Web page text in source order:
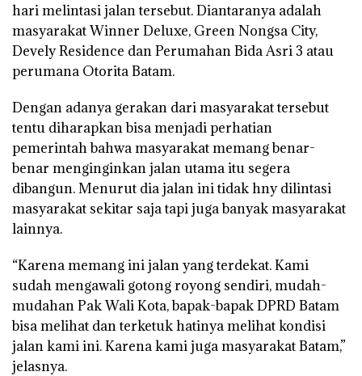
hari melintasi jalan tersebut. Diantaranya adalah
masyarakat Winner Deluxe, Green Nongsa City,
Devely Residence dan Perumahan Bida Asri 3 atau
perumana Otorita Batam.
Dengan adanya gerakan dari masyarakat tersebut
tentu diharapkan bisa menjadi perhatian
pemerintah bahwa masyarakat memang benar-
benar menginginkan jalan utama itu segera
dibangun. Menurut dia jalan ini tidak hny dilintasi
masyarakat sekitar saja tapi juga banyak masyarakat
lainnya.
“Karena memang ini jalan yang terdekat. Kami
sudah mengawali gotong royong sendiri, mudah-
mudahan Pak Wali Kota, bapak-bapak DPRD Batam
bisa melihat dan terketuk hatinya melihat kondisi
jalan kami ini. Karena kami juga masyarakat Batam,”
jelasnya.